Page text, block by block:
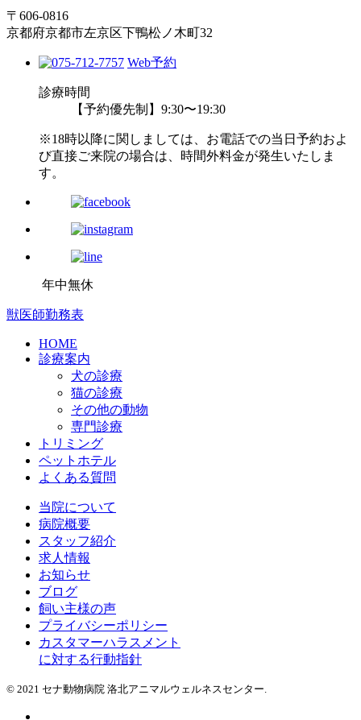
〒606-0816
京都府京都市左京区下鴨松ノ木町32
Web予約
診療時間
【予約優先制】9:30〜19:30
※18時以降に関しましては、お電話での当日予約およ
び直接ご来院の場合は、時間外料金が発生いたしま
す。
年中無休
獣医師勤務表
HOME
診療案内
犬の診療
猫の診療
その他の動物
専門診療
トリミング
ペットホテル
よくある質問
当院について
病院概要
スタッフ紹介
求人情報
お知らせ
ブログ
飼い主様の声
プライバシーポリシー
カスタマーハラスメント
に対する行動指針
© 2021 セナ動物病院 洛北アニマルウェルネスセンター.